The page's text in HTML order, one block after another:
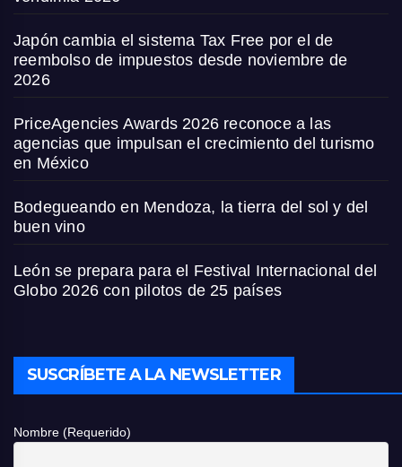
Japón cambia el sistema Tax Free por el de
reembolso de impuestos desde noviembre de
2026
PriceAgencies Awards 2026 reconoce a las
agencias que impulsan el crecimiento del turismo
en México
Bodegueando en Mendoza, la tierra del sol y del
buen vino
León se prepara para el Festival Internacional del
Globo 2026 con pilotos de 25 países
SUSCRÍBETE A LA NEWSLETTER
Nombre (Requerido)